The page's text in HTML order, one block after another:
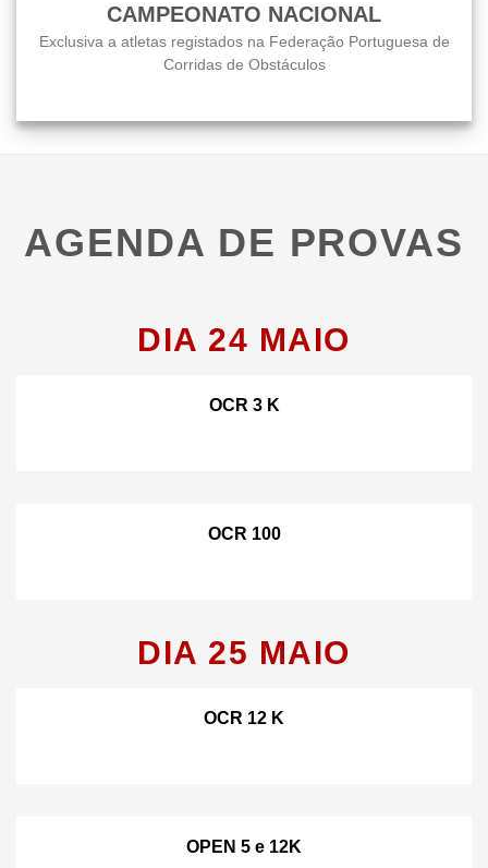
CAMPEONATO NACIONAL
Exclusiva a atletas registados na Federação Portuguesa de
Corridas de Obstáculos
AGENDA DE PROVAS
DIA 24 MAIO
OCR 3 K
OCR 100
DIA 25 MAIO
OCR 12 K
OPEN 5 e 12K